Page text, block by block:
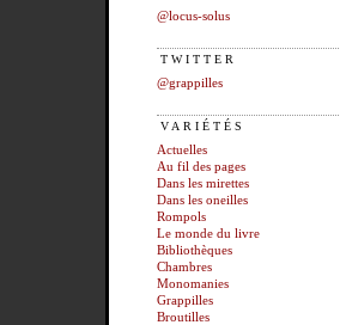
@locus-solus
TWITTER
@grappilles
VARIÉTÉS
Actuelles
Au fil des pages
Dans les mirettes
Dans les oneilles
Rompols
Le monde du livre
Bibliothèques
Chambres
Monomanies
Grappilles
Broutilles